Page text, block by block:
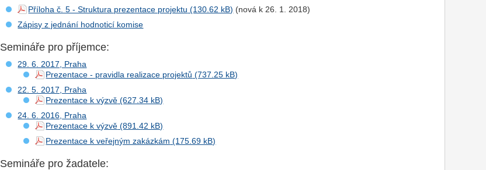
Příloha č. 5 - Struktura prezentace projektu
(nová k 26. 1. 2018)
Zápisy z jednání hodnoticí komise
Semináře pro příjemce:
29. 6. 2017, Praha
Prezentace - pravidla realizace projektů
22. 5. 2017, Praha
Prezentace k výzvě
24. 6. 2016, Praha
Prezentace k výzvě
Prezentace k veřejným zakázkám
Semináře pro žadatele: